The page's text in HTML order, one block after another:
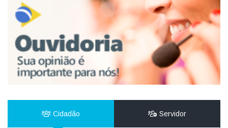
Cidadão Servidor